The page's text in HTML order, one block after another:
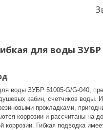
для воды ЗУБР
воды ЗУБР 51005-G/G-040,
кабин, счетчиков воды.
прокладками,
коррозии и рассчитаны на
коррозии. Гибкая подводка